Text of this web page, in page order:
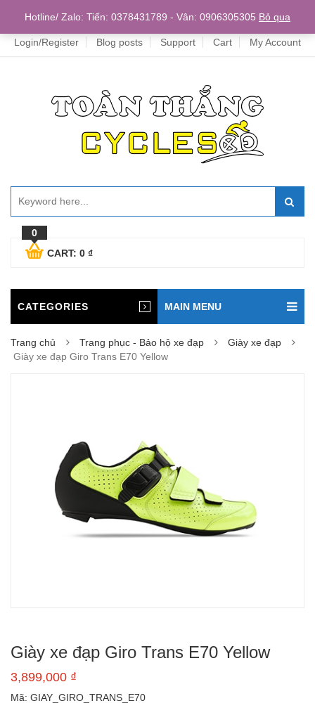
Home
Login/Register Blog posts Support Cart My Account
0
CART: 0 ₫
CATEGORIES MAIN MENU
Trang chủ Trang phục - Bảo hộ xe đạp
Giày xe đạp
Giày xe đạp Giro Trans E70 Yellow
Giày xe đạp Giro Trans E70 Yellow
3,899,000 ₫
Mã: GIAY_GIRO_TRANS_E70
Hotline/ Zalo: Tiến: 0378431789 - Vân: 0906305305 Bỏ qua